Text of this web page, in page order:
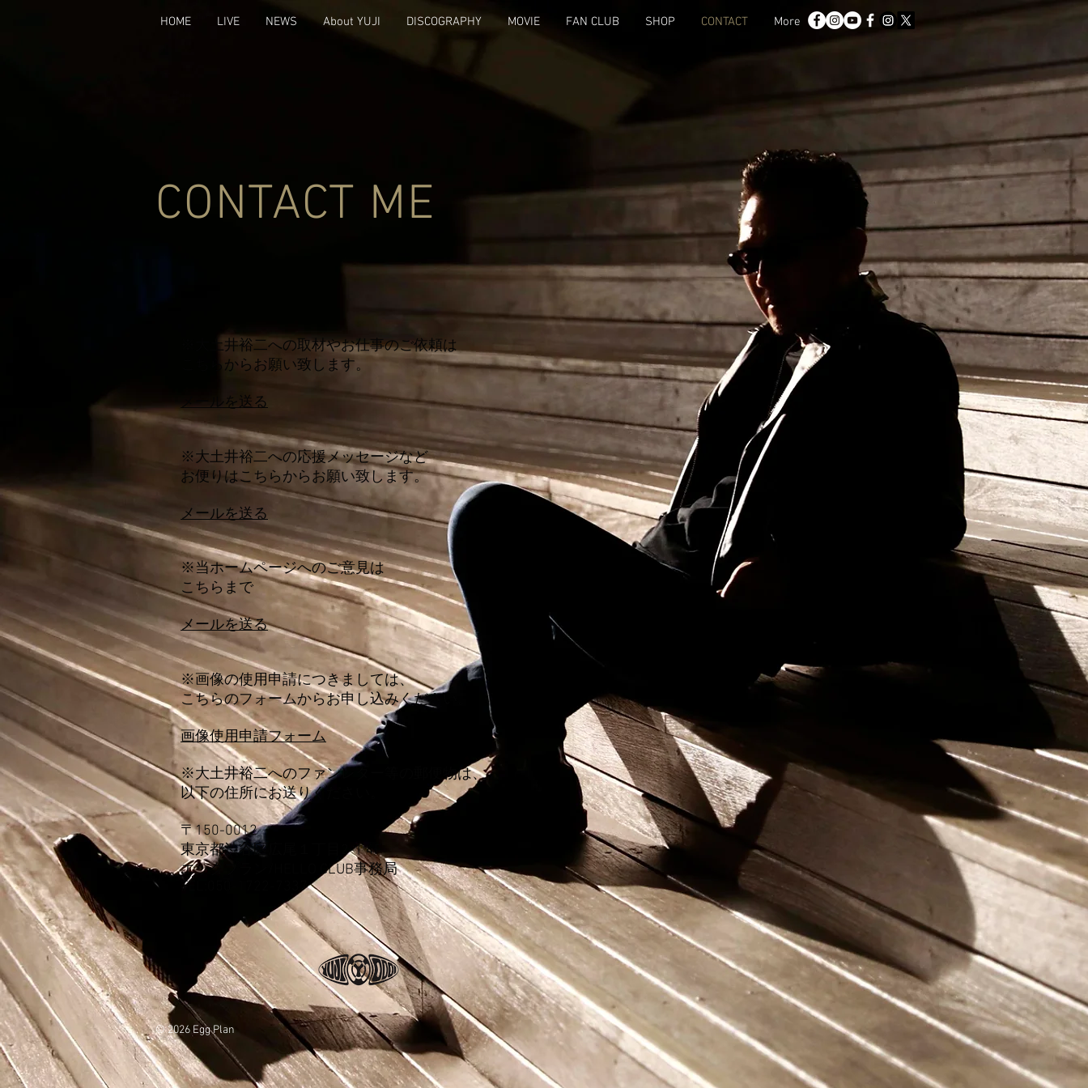
HOME LIVE NEWS About YUJI DISCOGRAPHY MOVIE FAN CLUB SHOP CONTACT More
CONTACT ME
※大土井裕二への取材やお仕事のご依頼は
こちらからお願い致します。
メールを送る
※大土井裕二への応援メッセージなど
お便りはこちらからお願い致します。
​メールを送る
※当ホームページへのご意見は
こちらまで
メールを送る
※画像の使用申請につきましては、
こちらのフォームからお申し込みください。
画像使用申請フォーム
※大土井裕二へのファンレター等の郵便物は、
以下の住所にお送りください。
〒150-0012
東京都渋谷区広尾１丁目2-1 4F
エッグプラン/HELLO CLUB事務局​​
TEL:050-1722-7337
© 2026 Egg Plan